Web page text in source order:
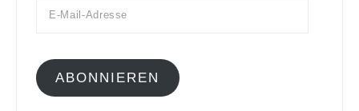
ABONNIEREN